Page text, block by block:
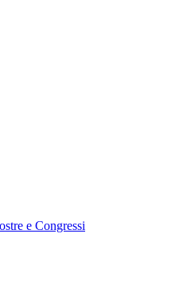
e Congressi